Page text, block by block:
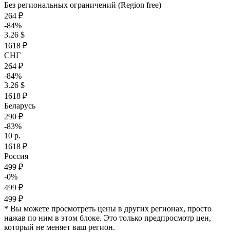
Без региональных ограничений (Region free)
264 ₽
-84%
3.26 $
1618 ₽
СНГ
264 ₽
-84%
3.26 $
1618 ₽
Беларусь
290 ₽
-83%
10 р.
1618 ₽
Россия
499 ₽
-0%
499 ₽
499 ₽
* Вы можете просмотреть цены в других регионах, просто
нажав по ним в этом блоке. Это только предпросмотр цен,
который не меняет ваш регион.